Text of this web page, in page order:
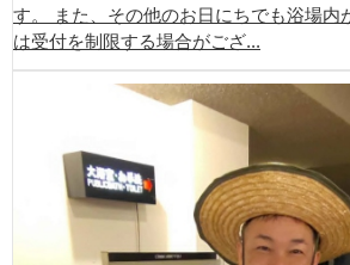
す。 また、その他のお日にちでも浴場内
は受付を制限する場合がござ...